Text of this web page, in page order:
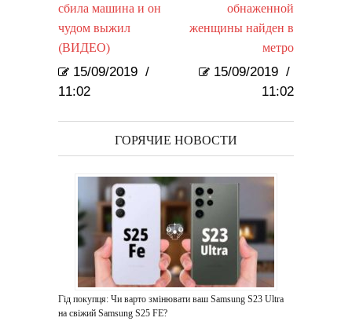
сбила машина и он
чудом выжил
(ВИДЕО)
15/09/2019 /
11:02
обнаженной
женщины найден в
метро
15/09/2019 /
11:02
ГОРЯЧИЕ НОВОСТИ
Гід покупця: Чи варто змінювати ваш Samsung S23 Ultra
на свіжий Samsung S25 FE?